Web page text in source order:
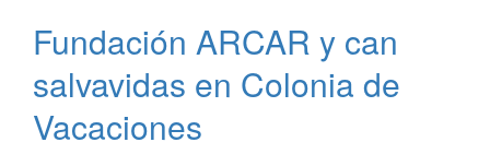
Ana
Fundación ARCAR y can
salvavidas en Colonia de
Vacaciones